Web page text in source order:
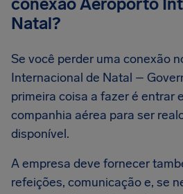
Natal?
Se você perder uma conexão
Internacional de Natal –
primeira coisa a fazer é entrar
companhia aérea para ser
disponível.
A empresa deve fornecer
refeições, comunicação e, se